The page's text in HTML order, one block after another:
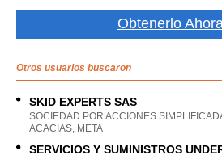
Obtenerlo
Otros usuarios buscaron
SKID EXPERTS SAS
SOCIEDAD POR ACCIONES
ACACIAS, META
SERVICIOS Y SUMINISTROS